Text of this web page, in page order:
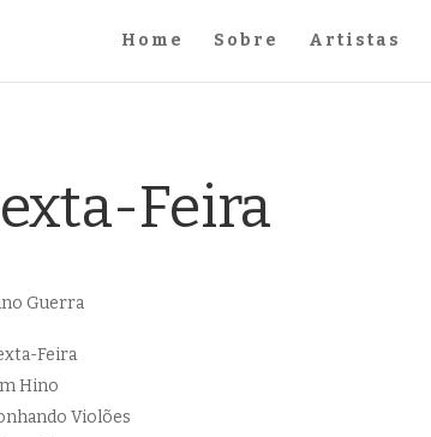
Home Sobre Artistas
Feira
Guerra
Feira
Hino
Violões